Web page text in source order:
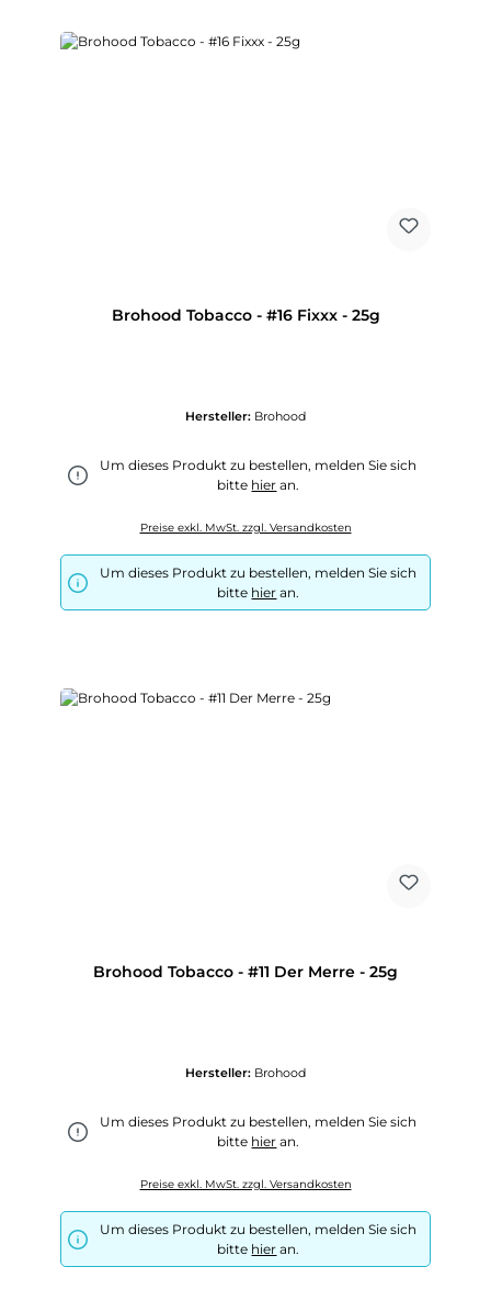
Brohood Tobacco - #16 Fixxx - 25g
Hersteller: Brohood
Um dieses Produkt zu bestellen, melden Sie sich
bitte hier an.
Preise exkl. MwSt. zzgl. Versandkosten
Um dieses Produkt zu bestellen, melden Sie sich
bitte hier an.
Brohood Tobacco - #11 Der Merre - 25g
Hersteller: Brohood
Um dieses Produkt zu bestellen, melden Sie sich
bitte hier an.
Preise exkl. MwSt. zzgl. Versandkosten
Um dieses Produkt zu bestellen, melden Sie sich
bitte hier an.